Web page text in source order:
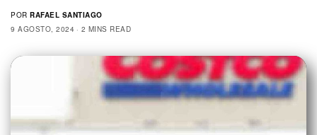
POR RAFAEL SANTIAGO
9 AGOSTO, 2024
2 MINS READ